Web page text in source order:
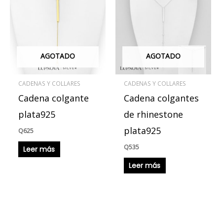
AGOTADO
CADENAS Y COLLARES
Cadena colgante
plata925
Q625
Leer más
AGOTADO
CADENAS Y COLLARES
Cadena colgantes
de rhinestone
plata925
Q535
Leer más